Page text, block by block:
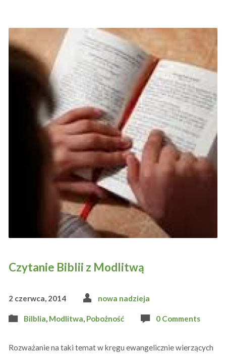
Czytanie Biblii z Modlitwą
2 czerwca, 2014 nowa nadzieja
Bilblia Modlitwa Pobożność 0 Comments
Rozważanie na taki temat w kręgu ewangelicznie wierzących